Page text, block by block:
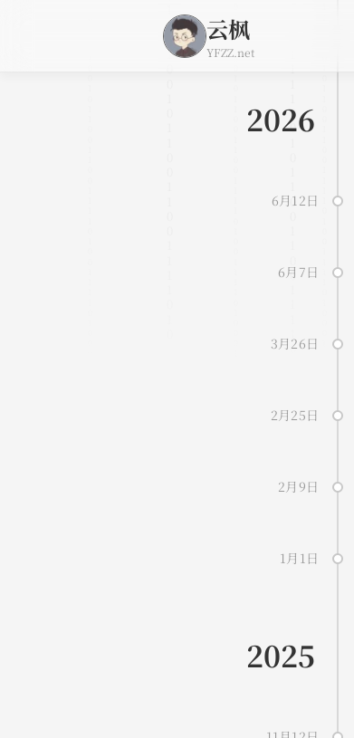
云枫
YFZZ.net
2026
6月12日
6月7日
3月26日
2月25日
2月9日
1月1日
2025